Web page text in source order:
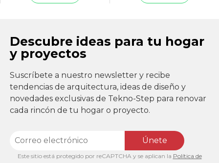
Descubre ideas para tu hogar
y proyectos
Suscríbete a nuestro newsletter y recibe
tendencias de arquitectura, ideas de diseño y
novedades exclusivas de Tekno-Step para renovar
cada rincón de tu hogar o proyecto.
Únete
Este sitio está protegido por reCAPTCHA y se aplican la Política de